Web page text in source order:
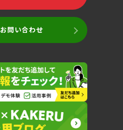
お問い合わせ